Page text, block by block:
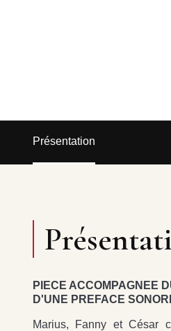
Présentation
PIECE ACCOMPAGNEE
D'UNE PREFACE
Marius, Fanny et César